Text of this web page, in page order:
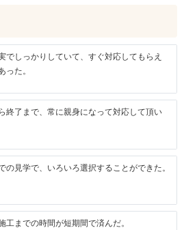
でしっかりしていて、すぐ対応してもらえ
った。
終了まで、常に親身になって対応して頂い
の見学で、いろいろ選択することができた。
工までの時間が短期間で済んだ。